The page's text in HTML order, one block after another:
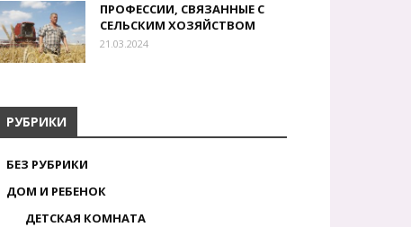
ПРОФЕССИИ, СВЯЗАННЫЕ С
СЕЛЬСКИМ ХОЗЯЙСТВОМ
21.03.2024
РУБРИКИ
БЕЗ РУБРИКИ
ДОМ И РЕБЕНОК
ДЕТСКАЯ КОМНАТА